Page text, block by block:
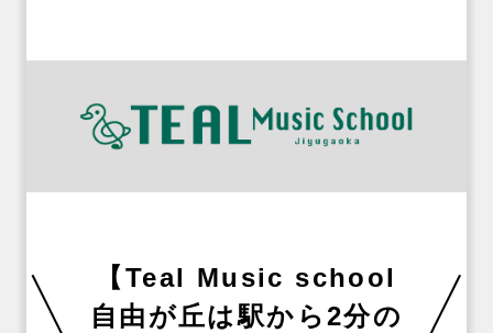
【Teal Music school
自由が丘は駅から2分の